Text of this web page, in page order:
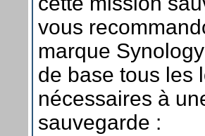
vous
marque
de base tous les
nécessaires à
sauvegarde :